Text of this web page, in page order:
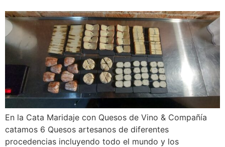
En la Cata Maridaje con Quesos de Vino & Compañía
catamos 6 Quesos artesanos de diferentes
procedencias incluyendo todo el mundo y los